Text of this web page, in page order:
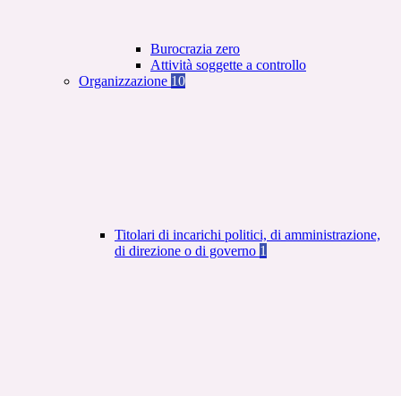
Burocrazia zero
Attività soggette a controllo
Organizzazione 10
Titolari di incarichi politici, di amministrazione,
di direzione o di governo 1